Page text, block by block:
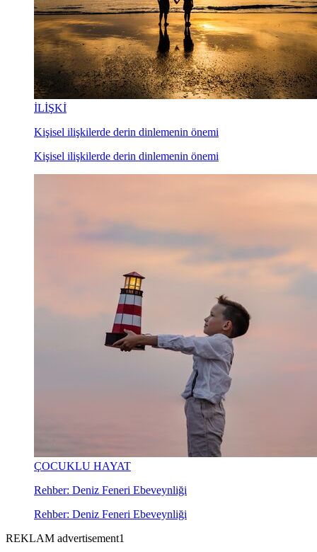
İLİŞKİ
Kişisel ilişkilerde derin dinlemenin önemi
Kişisel ilişkilerde derin dinlemenin önemi
ÇOCUKLU HAYAT
Rehber: Deniz Feneri Ebeveynliği
Rehber: Deniz Feneri Ebeveynliği
REKLAM advertisement1